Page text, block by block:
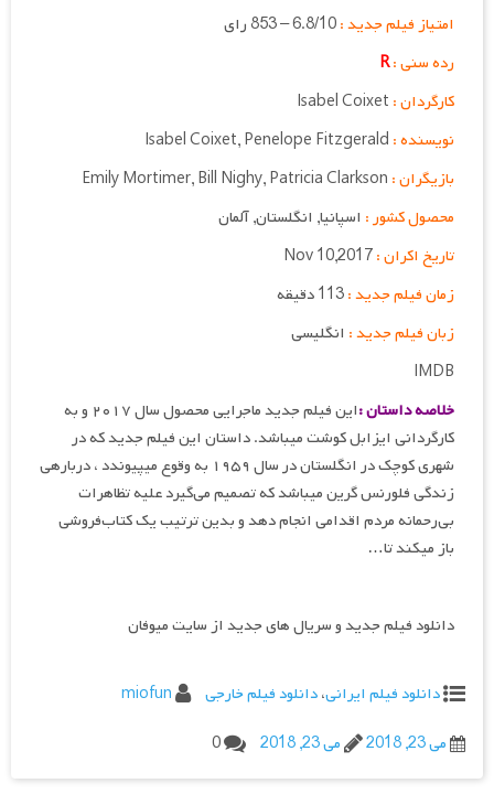
امتیاز فیلم جدید :
رده سنی :R
کارگردان :
نویسنده : Isabel Coixet, Penelope Fitzgerald
بازیگران :
محصول کشور : اسپانیا, انگلستان, آلمان
تاریخ اکران :
زمان فیلم جدید :
زبان فیلم جدید : انگلیسی
IMDB
خلاصه داستان :
این فیلم جدید ماجرایی محصول سال ۲۰۱۷ و به
کارگردانی ایزابل کوشت می‎باشد. داستان این فیلم جدید که در
شهری کوچک در انگلستان در سال ۱۹۵۹ به‌ وقوع می‎پیوندد ، درباره‎ی
زندگی فلورنس گرین می‎باشد که تصمیم می‌گیرد علیه تظاهرات
بی‌رحمانه مردم اقدامی انجام دهد و بدین ترتیب یک کتاب‌فروشی
باز می‎کند تا…
دانلود فیلم جدید و سریال های جدید از سایت میوفان
دانلود فیلم ایرانی،دانلود فیلم خارجی
miofun
می 23, 2018
می 23, 2018 0